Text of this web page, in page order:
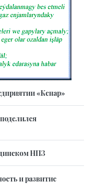
«Кенар»
НПЗ
и развитие